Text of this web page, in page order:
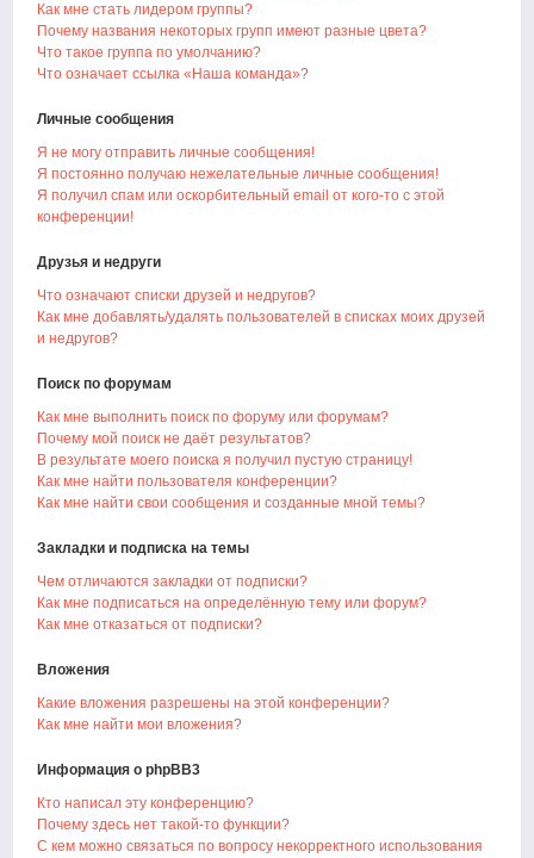
Как мне стать лидером группы?
Почему названия некоторых групп имеют разные цвета?
Что такое группа по умолчанию?
Что означает ссылка «Наша команда»?
Личные сообщения
Я не могу отправить личные сообщения!
Я постоянно получаю нежелательные личные сообщения!
Я получил спам или оскорбительный email от кого-то с этой
конференции!
Друзья и недруги
Что означают списки друзей и недругов?
Как мне добавлять/удалять пользователей в списках моих друзей
и недругов?
Поиск по форумам
Как мне выполнить поиск по форуму или форумам?
Почему мой поиск не даёт результатов?
В результате моего поиска я получил пустую страницу!
Как мне найти пользователя конференции?
Как мне найти свои сообщения и созданные мной темы?
Закладки и подписка на темы
Чем отличаются закладки от подписки?
Как мне подписаться на определённую тему или форум?
Как мне отказаться от подписки?
Вложения
Какие вложения разрешены на этой конференции?
Как мне найти мои вложения?
Информация о phpBB3
Кто написал эту конференцию?
Почему здесь нет такой-то функции?
С кем можно связаться по вопросу некорректного использования